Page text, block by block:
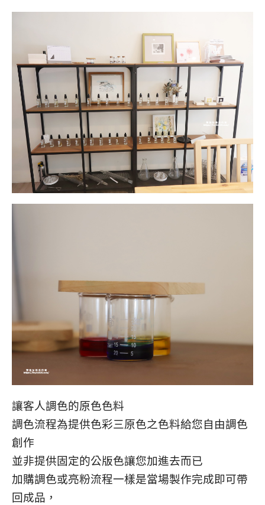
讓客人調色的原色色料
調色流程為提供色彩三原色之色料給您自由調色
創作
並非提供固定的公版色讓您加進去而已
加購調色或亮粉流程一樣是當場製作完成即可帶
回成品，